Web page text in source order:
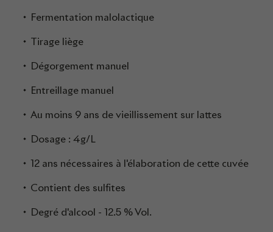
Fermentation malolactique
Tirage liège
Dégorgement manuel
Entreillage manuel
Au moins 9 ans de vieillissement sur lattes
Dosage : 4g/L
12 ans nécessaires à l'élaboration de cette cuvée
Contient des sulfites
Degré d'alcool - 12.5 % Vol.